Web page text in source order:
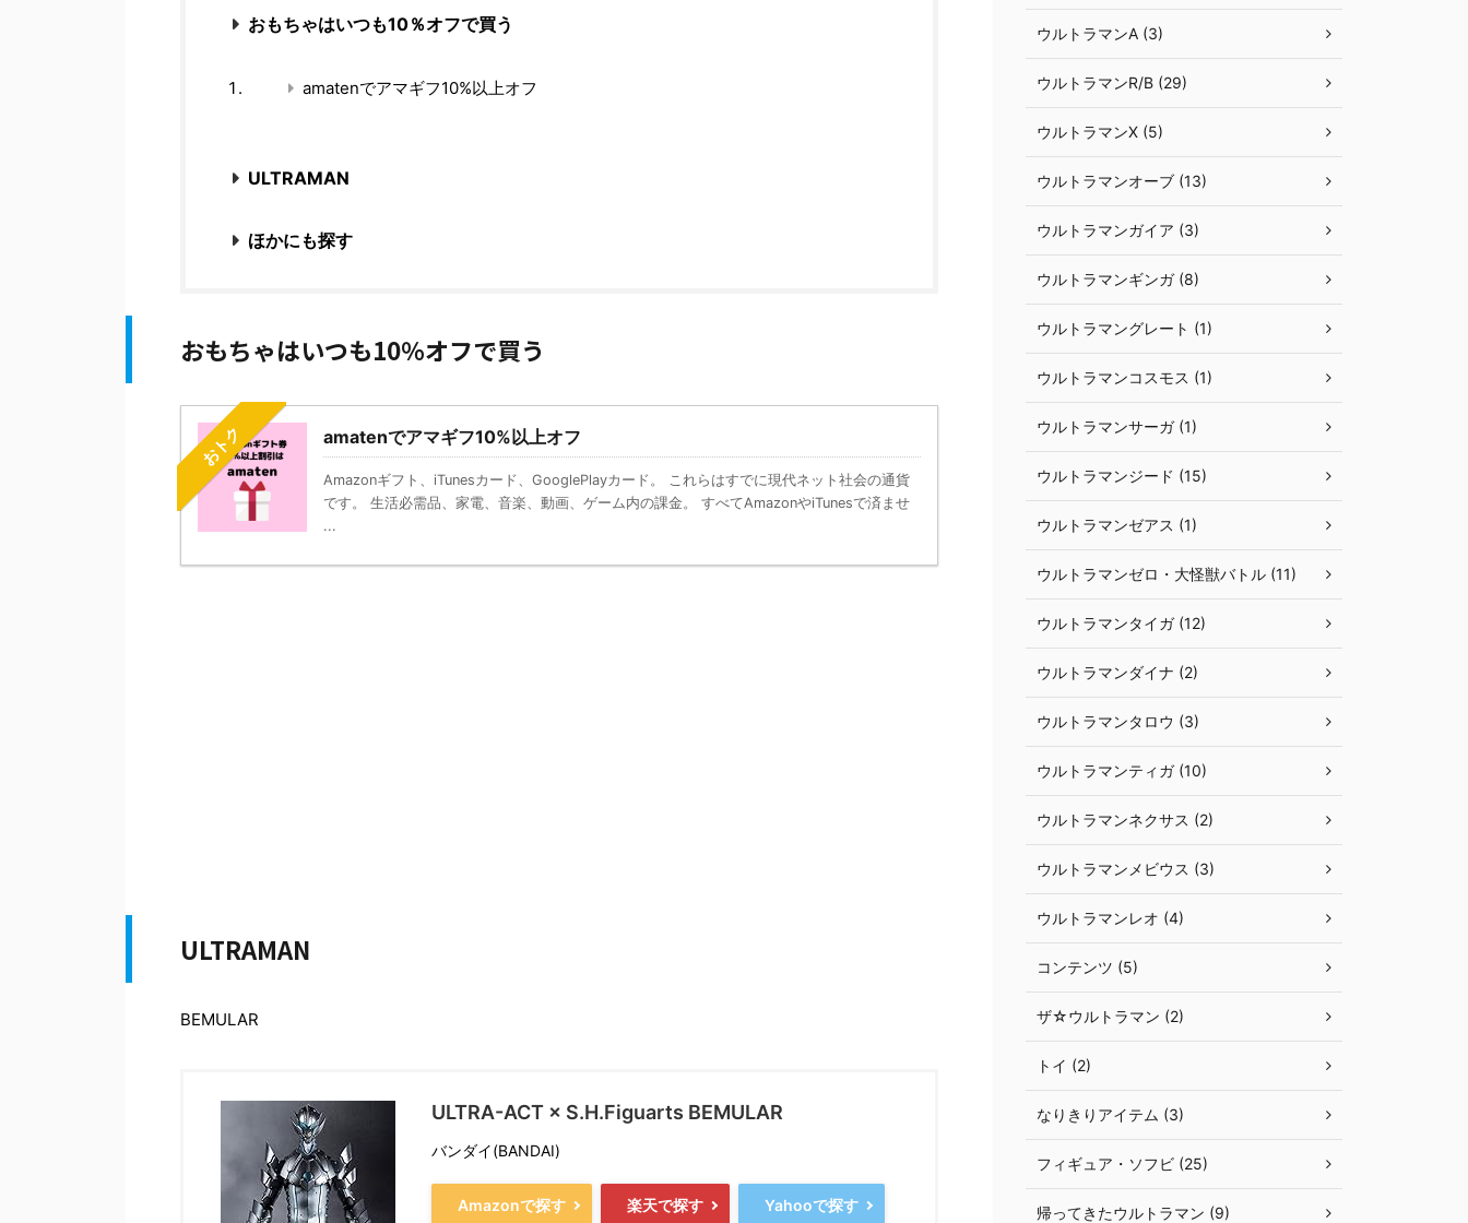
おもちゃはいつも10％オフで買う
amatenでアマギフ10%以上オフ
ULTRAMAN
ほかにも探す
おもちゃはいつも10％オフで買う
おトク amatenでアマギフ10%以上オフ
Amazonギフト、iTunesカード、GooglePlayカード。 これらはすでに現代ネット社会の通貨
です。 生活必需品、家電、音楽、動画、ゲーム内の課金。 すべてAmazonやiTunesで済ませ
...
ULTRAMAN
BEMULAR
ULTRA-ACT × S.H.Figuarts BEMULAR
バンダイ(BANDAI)
Amazonで探す 楽天で探す Yahooで探す
ウルトラマンA (3)
ウルトラマンR/B (29)
ウルトラマンX (5)
ウルトラマンオーブ (13)
ウルトラマンガイア (3)
ウルトラマンギンガ (8)
ウルトラマングレート (1)
ウルトラマンコスモス (1)
ウルトラマンサーガ (1)
ウルトラマンジード (15)
ウルトラマンゼアス (1)
ウルトラマンゼロ・大怪獣バトル (11)
ウルトラマンタイガ (12)
ウルトラマンダイナ (2)
ウルトラマンタロウ (3)
ウルトラマンティガ (10)
ウルトラマンネクサス (2)
ウルトラマンメビウス (3)
ウルトラマンレオ (4)
コンテンツ (5)
ザ☆ウルトラマン (2)
トイ (2)
なりきりアイテム (3)
フィギュア・ソフビ (25)
帰ってきたウルトラマン (9)